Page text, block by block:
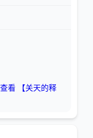
看 【关天的释